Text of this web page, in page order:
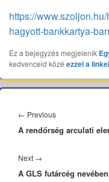
https://
hagyott-bankkartya-
Ez a bejegyzés megjelenik
kedvenceid közé ezzel a linkel
navigáció
← PreviousPrevious
post:
A rendőrség arculati
Next →
post:
A GLS futárcég